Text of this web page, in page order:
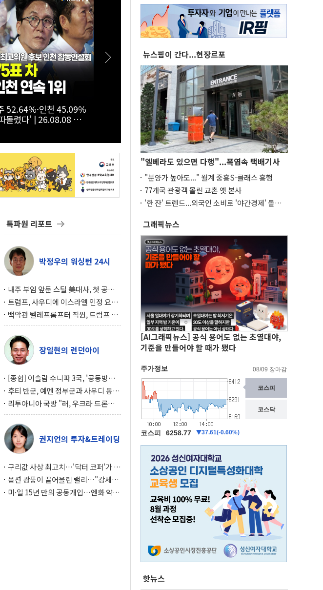
해 나란히 ‘찰칵’…서로
들 표정은? | 26.08.08
[스팟Live] 정청래, 김민석에 “사과 먼저”…송
영길엔 “사람 고쳐 쓰는 거 아냐” | 26.08.08 더
불어민주당 당대표·최고위원 후보 인천 합동연
특파원 리포트
박정우의 워싱턴 24시
내주 부임 앞둔 스틸 美대사, 첫 공개
행사서 "한미동맹 강화 최우선 과제"
트럼프, 사우디에 이스라엘 인정 요
구…원자력 협정 서명 하루 만에 좌초
위기
백악관 텔레프롬프터 직원, 트럼프 연
설 미리 보고 베팅 시장서 10만달러 챙
겨
장일현의 런던아이
[종합] 이슬람 수니파 3국, '공동방위
협정' 체결… 이스라엘·이란 위협에
맞설 자체 억지력 강화
후티 반군, 예멘 정부군과 사우디 동시
공격… 위기 고조되는 또 다른 중동 화
약고
리투아니아 국방 "러, 우크라 드론으
로 나토 회원국 공격 검토… 거짓 깃발
작전"
권지언의 투자&트레이딩
구리값 사상 최고치…'닥터 코퍼'가 말
하는 경기 신호가 달라졌다
옵션 광풍이 끌어올린 랠리…"강세장
이면에 과열 경고등"
미·일 15년 만의 공동개입…엔화 약세
뉴스핌이 간다...현장르포
"엘베라도 있으면 다행"...폭염속 택배기사
"분양가 높아도..." 월계 중흥S-클래스 흥행
77개국 관광객 몰린 교촌 옛 본사
'한 잔' 트렌드...외국인 소비로 '야간경제' 돌파
그래픽뉴스
[AI그래픽뉴스] 공식 용어도 없는 초열대야,
기준을 만들어야 할 때가 됐다
핫뉴스